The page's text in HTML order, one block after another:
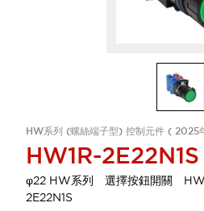
HW系列 (螺絲端子型) 控制元件 ( 2025
HW1R-2E22N1S
φ22 HW系列 選擇按鈕開關
2E22N1S